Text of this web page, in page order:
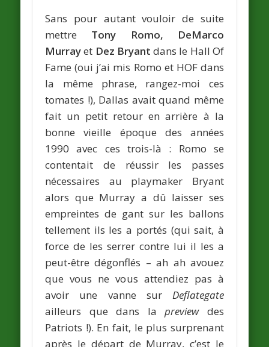
Sans pour autant vouloir de suite
mettre Tony Romo, DeMarco
Murrayet Dez Bryant dans le Hall Of
Fame (oui j’ai mis Romo et HOF dans
la même phrase, rangez-moi ces
tomates !), Dallas avait quand même
fait un petit retour en arrière à la
bonne vieille époque des années
1990 avec ces trois-là : Romo se
contentait de réussir les passes
nécessaires au playmaker Bryant
alors que Murray a dû laisser ses
empreintes de gant sur les ballons
tellement ils les a portés (qui sait, à
force de les serrer contre lui il les a
peut-être dégonflés – ah ah avouez
que vous ne vous attendiez pas à
avoir une vanne sur Deflategate
ailleurs que dans lapreviewdes
Patriots !). En fait, le plus surprenant
après le départ de Murray, c’est le